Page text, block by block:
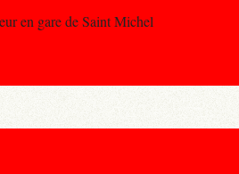
en gare de Saint Michel